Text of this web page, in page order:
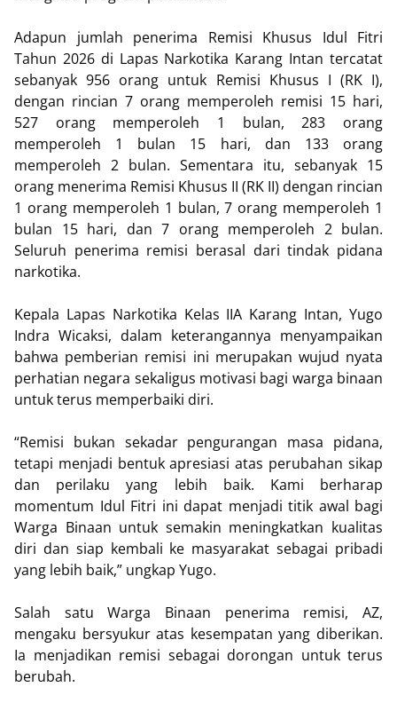
Adapun jumlah penerima Remisi Khusus Idul Fitri
Tahun 2026 di Lapas Narkotika Karang Intan tercatat
sebanyak 956 orang untuk Remisi Khusus I (RK I),
dengan rincian 7 orang memperoleh remisi 15 hari,
527 orang memperoleh 1 bulan, 283 orang
memperoleh 1 bulan 15 hari, dan 133 orang
memperoleh 2 bulan. Sementara itu, sebanyak 15
orang menerima Remisi Khusus II (RK II) dengan rincian
1 orang memperoleh 1 bulan, 7 orang memperoleh 1
bulan 15 hari, dan 7 orang memperoleh 2 bulan.
Seluruh penerima remisi berasal dari tindak pidana
narkotika.
Kepala Lapas Narkotika Kelas IIA Karang Intan, Yugo
Indra Wicaksi, dalam keterangannya menyampaikan
bahwa pemberian remisi ini merupakan wujud nyata
perhatian negara sekaligus motivasi bagi warga binaan
untuk terus memperbaiki diri.
“Remisi bukan sekadar pengurangan masa pidana,
tetapi menjadi bentuk apresiasi atas perubahan sikap
dan perilaku yang lebih baik. Kami berharap
momentum Idul Fitri ini dapat menjadi titik awal bagi
Warga Binaan untuk semakin meningkatkan kualitas
diri dan siap kembali ke masyarakat sebagai pribadi
yang lebih baik,” ungkap Yugo.
Salah satu Warga Binaan penerima remisi, AZ,
mengaku bersyukur atas kesempatan yang diberikan.
Ia menjadikan remisi sebagai dorongan untuk terus
berubah.